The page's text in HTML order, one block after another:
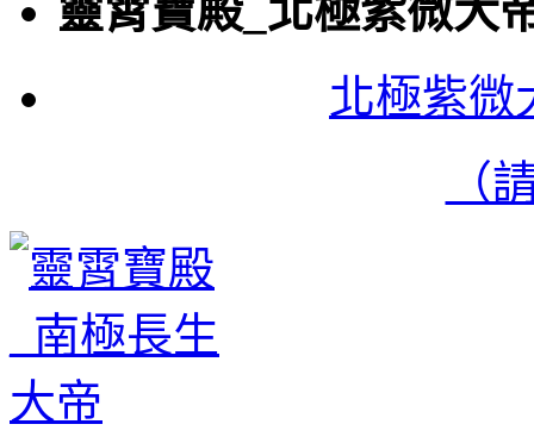
靈霄寶殿_北極紫微大
北極紫微
（